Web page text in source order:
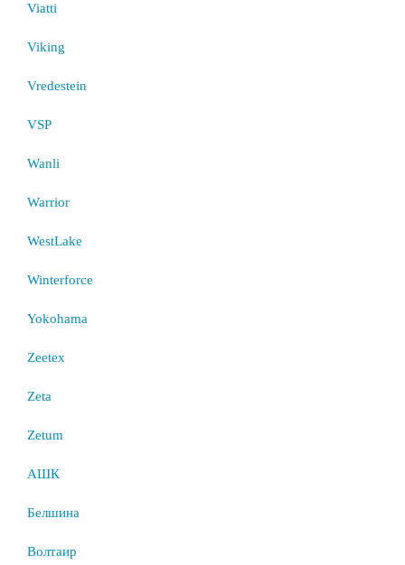
Viatti
Viking
Vredestein
VSP
Wanli
Warrior
WestLake
Winterforce
Yokohama
Zeetex
Zeta
Zetum
АШК
Белшина
Волтаир